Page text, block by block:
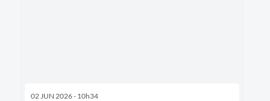
02 JUN 2026 - 10h34